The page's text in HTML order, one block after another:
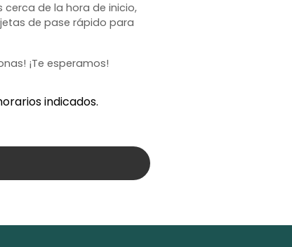
cerca de la hora de inicio,
de pase rápido para
¡Te esperamos!
indicados.